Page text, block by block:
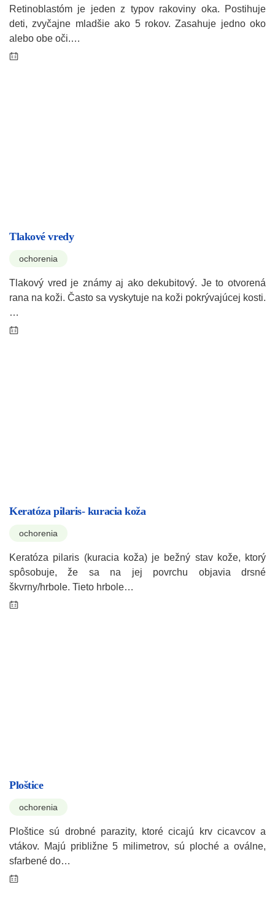
Retinoblastóm je jeden z typov rakoviny oka. Postihuje
deti, zvyčajne mladšie ako 5 rokov. Zasahuje jedno oko
alebo obe oči.…
Tlakové vredy
ochorenia
Tlakový vred je známy aj ako dekubitový. Je to otvorená
rana na koži. Často sa vyskytuje na koži pokrývajúcej kosti.
…
Keratóza pilaris- kuracia koža
ochorenia
Keratóza pilaris (kuracia koža) je bežný stav kože, ktorý
spôsobuje, že sa na jej povrchu objavia drsné
škvrny/hrbole. Tieto hrbole…
Ploštice
ochorenia
Ploštice sú drobné parazity, ktoré cicajú krv cicavcov a
vtákov. Majú približne 5 milimetrov, sú ploché a oválne,
sfarbené do…